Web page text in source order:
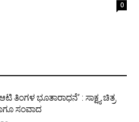
0
ತಿಂಗಳ ಭೂತಾರಾಧನೆ’ : ಸಾಕ್ಷ್ಯ ಚಿತ್ರ
ಸಂವಾದ